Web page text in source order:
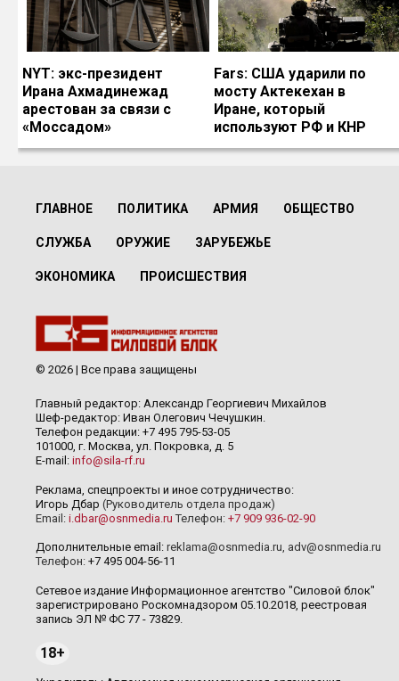
NYT: экс-президент
Ирана Ахмадинежад
арестован за связи с
«Моссадом»
Fars: США ударили по
мосту Актекехан в
Иране, который
используют РФ и КНР
ГЛАВНОЕ ПОЛИТИКА АРМИЯ ОБЩЕСТВО
СЛУЖБА ОРУЖИЕ ЗАРУБЕЖЬЕ
ЭКОНОМИКА ПРОИСШЕСТВИЯ
© 2026 | Все права защищены
Главный редактор: Александр Георгиевич Михайлов
Шеф-редактор: Иван Олегович Чечушкин.
Телефон редакции: +7 495 795-53-05
101000, г. Москва, ул. Покровка, д. 5
E-mail: info@sila-rf.ru
Реклама, спецпроекты и иное сотрудничество:
Игорь Дбар (Руководитель отдела продаж)
Email: i.dbar@osnmedia.ru Телефон: +7 909 936-02-90
Дополнительные email: reklama@osnmedia.ru, adv@osnmedia.ru
Телефон: +7 495 004-56-11
Сетевое издание Информационное агентство "Силовой блок"
зарегистрировано Роскомнадзором 05.10.2018, реестровая
запись ЭЛ № ФС 77 - 73829.
18+